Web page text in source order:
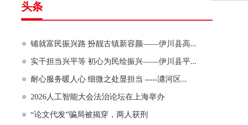
头条
铺就富民振兴路 扮靓古镇新容颜——伊川县高...
实干担当兴平等 初心为民绘振兴——伊川县平...
耐心服务暖人心 细微之处显担当 -----瀍河区...
2026人工智能大会法治论坛在上海举办
“论文代发”骗局被揭穿，两人获刑